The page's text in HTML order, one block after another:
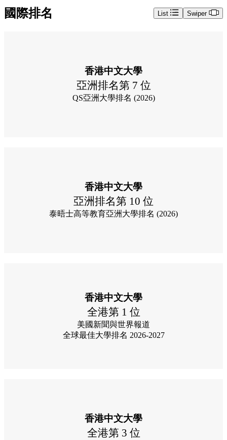
國際排名 List Swiper
香港中文大學
亞洲排名第 7 位
QS亞洲大學排名 (2026)
香港中文大學
亞洲排名第 10 位
泰晤士高等教育亞洲大學排名 (2026)
香港中文大學
全港第 1 位
美國新聞與世界報道
全球最佳大學排名 2026-2027
香港中文大學
全港第 3 位